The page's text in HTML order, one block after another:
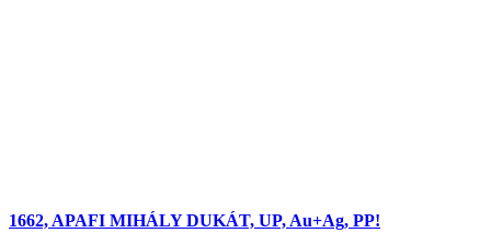
1662, APAFI MIHÁLY DUKÁT, UP, Au+Ag, PP!